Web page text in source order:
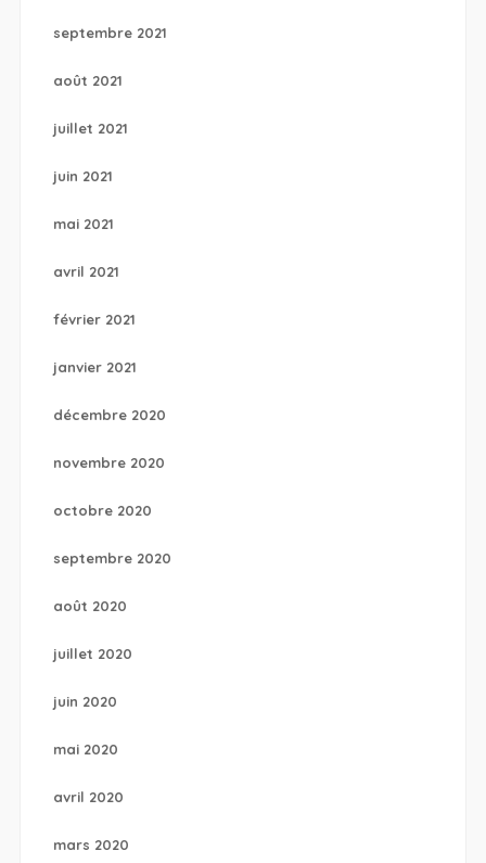
septembre 2021
août 2021
juillet 2021
juin 2021
mai 2021
avril 2021
février 2021
janvier 2021
décembre 2020
novembre 2020
octobre 2020
septembre 2020
août 2020
juillet 2020
juin 2020
mai 2020
avril 2020
mars 2020